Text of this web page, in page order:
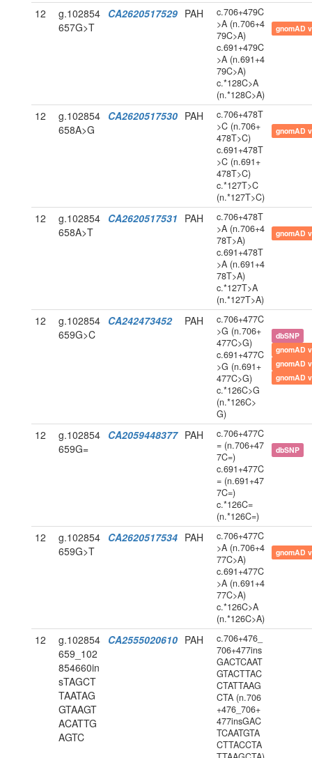
12
g.102854
657G>T
CA2620517529 PAH
c.706+479C
>A (n.706+4
79C>A)
c.691+479C
>A (n.691+4
79C>A)
c.*128C>A
(n.*128C>A)
gnomAD
12
g.102854
658A>G
CA2620517530 PAH
c.706+478T
>C (n.706+
478T>C)
c.691+478T
>C (n.691+
478T>C)
c.*127T>C
(n.*127T>C)
gnomAD
12
g.102854
658A>T
CA2620517531 PAH
c.706+478T
>A (n.706+4
78T>A)
c.691+478T
>A (n.691+4
78T>A)
c.*127T>A
(n.*127T>A)
gnomAD
12
g.102854
659G>C
CA242473452 PAH
c.706+477C
>G (n.706+
477C>G)
c.691+477C
>G (n.691+
477C>G)
c.*126C>G
(n.*126C>
G)
dbSNP
gnomAD
gnomAD
gnomAD
12
g.102854
659G=
CA2059448377 PAH
c.706+477C
= (n.706+47
7C=)
c.691+477C
= (n.691+47
7C=)
c.*126C=
(n.*126C=)
dbSNP
12
g.102854
659G>T
CA2620517534 PAH
c.706+477C
>A (n.706+4
77C>A)
c.691+477C
>A (n.691+4
77C>A)
c.*126C>A
(n.*126C>A)
gnomAD
12
g.102854
659_102
854660in
sTAGCT
TAATAG
GTAAGT
ACATTG
AGTC
CA2555020610 PAH
c.706+476_
706+477ins
GACTCAAT
GTACTTAC
CTATTAAG
CTA (n.706
+476_706+
477insGAC
TCAATGTA
CTTACCTA